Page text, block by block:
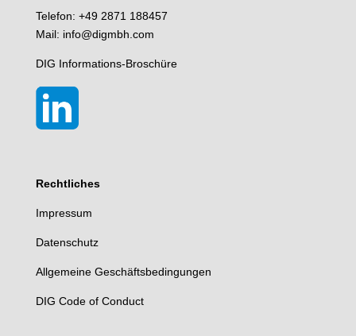
Telefon: +49 2871 188457
Mail: info@digmbh.com
DIG Informations-Broschüre
Rechtliches
Impressum
Datenschutz
Allgemeine Geschäftsbedingungen
DIG Code of Conduct